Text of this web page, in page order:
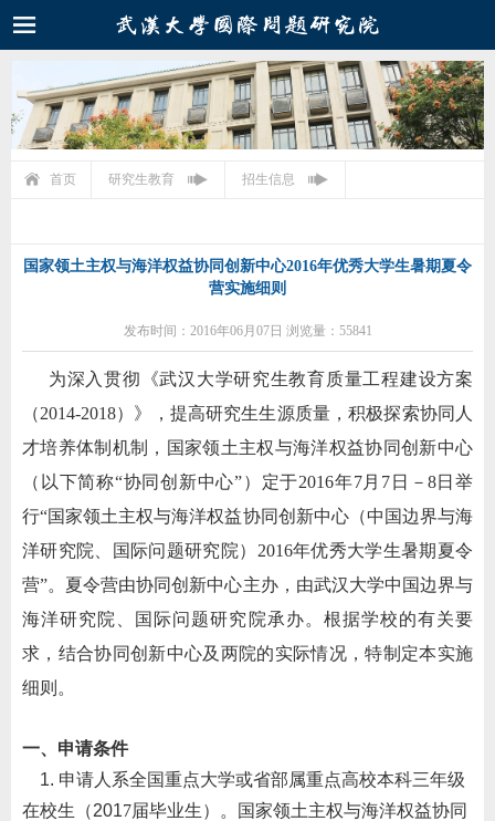
首页 研究生教育 招生信息
国家领土主权与海洋权益协同创新中心2016年优秀大学生暑期夏令
营实施细则
发布时间：2016年06月07日 浏览量：55841
为深入贯彻《武汉大学研究生教育质量工程建设方案
（2014-2018）》，提高研究生生源质量，积极探索协同人
才培养体制机制，国家领土主权与海洋权益协同创新中心
（以下简称“协同创新中心”）定于2016年7月7日－8日举
行“国家领土主权与海洋权益协同创新中心（中国边界与海
洋研究院、国际问题研究院）2016年优秀大学生暑期夏令
营”。夏令营由协同创新中心主办，由武汉大学中 国边界与
海洋研究院、国际问题研究院承办。根据学校的有关要
求，结合协同创新中心及两院的实际情况，特制定本实施
细则。
一、申请条件
1. 申请人系全国重点大学或省部属重点高校本科三年级
在校生（2017届毕业生）。国家领土主权与海洋权益协同